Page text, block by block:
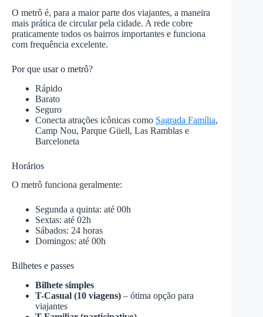
O metrô é, para a maior parte dos viajantes, a maneira
mais prática de circular pela cidade. A rede cobre
praticamente todos os bairros importantes e funciona
com frequência excelente.
Por que usar o metrô?
Rápido
Barato
Seguro
Conecta atrações icônicas como Sagrada Família,
Camp Nou, Parque Güell, Las Ramblas e
Barceloneta
Horários
O metrô funciona geralmente:
Segunda a quinta: até 00h
Sextas: até 02h
Sábados: 24 horas
Domingos: até 00h
Bilhetes e passes
Bilhete simples
T-Casual (10 viagens) – ótima opção para
viajantes